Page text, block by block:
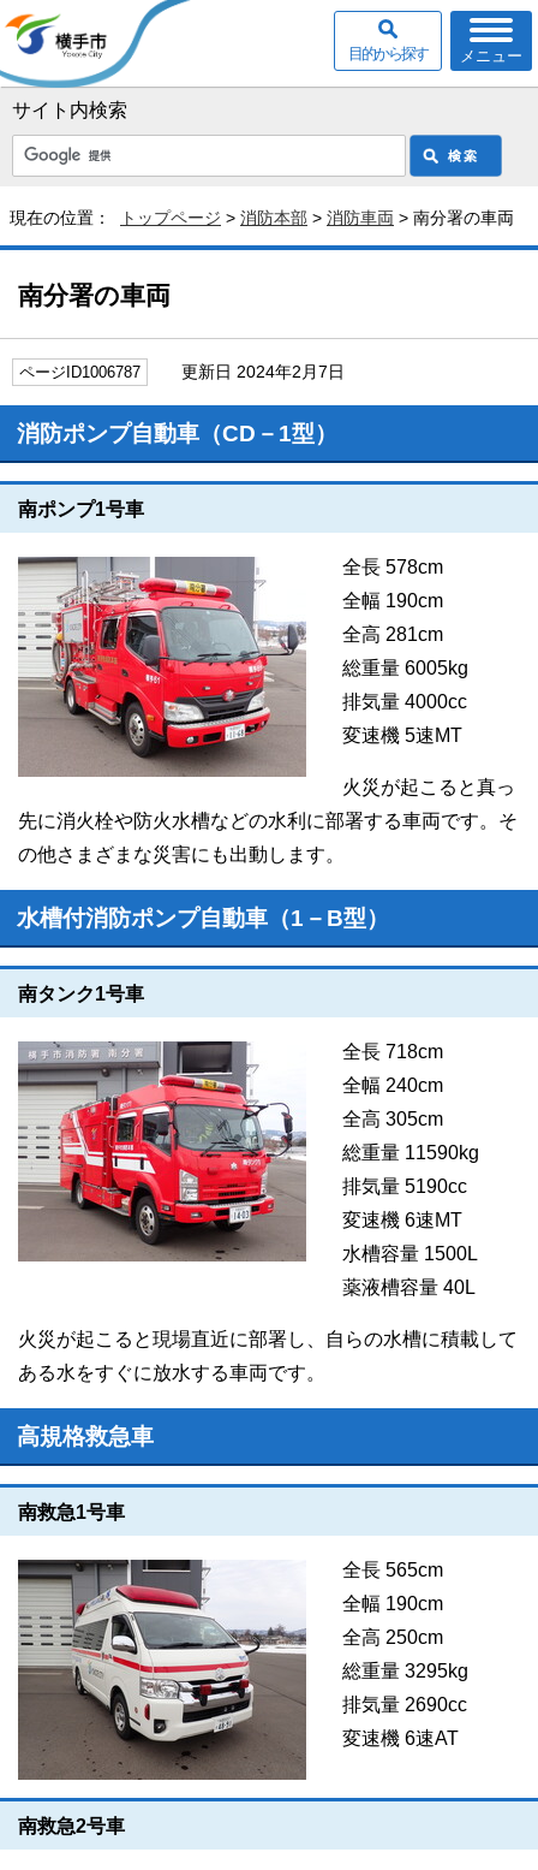
サイト内検索
メニュー
目的から探す
現在の位置： トップページ > 消防本部 > 消防車両 > 南分署の車両
南分署の車両
ページID1006787 更新日 2024年2月7日
消防ポンプ自動車（CD－1型）
南ポンプ1号車
全長 578cm
全幅 190cm
全高 281cm
総重量 6005kg
排気量 4000cc
変速機 5速MT
火災が起こると真っ
先に消火栓や防火水槽などの水利に部署する車両です。そ
の他さまざまな災害にも出動します。
水槽付消防ポンプ自動車（1－B型）
南タンク1号車
全長 718cm
全幅 240cm
全高 305cm
総重量 11590kg
排気量 5190cc
変速機 6速MT
水槽容量 1500L
薬液槽容量 40L
火災が起こると現場直近に部署し、自らの水槽に積載して
ある水をすぐに放水する車両です。
高規格救急車
南救急1号車
全長 565cm
全幅 190cm
全高 250cm
総重量 3295kg
排気量 2690cc
変速機 6速AT
南救急2号車